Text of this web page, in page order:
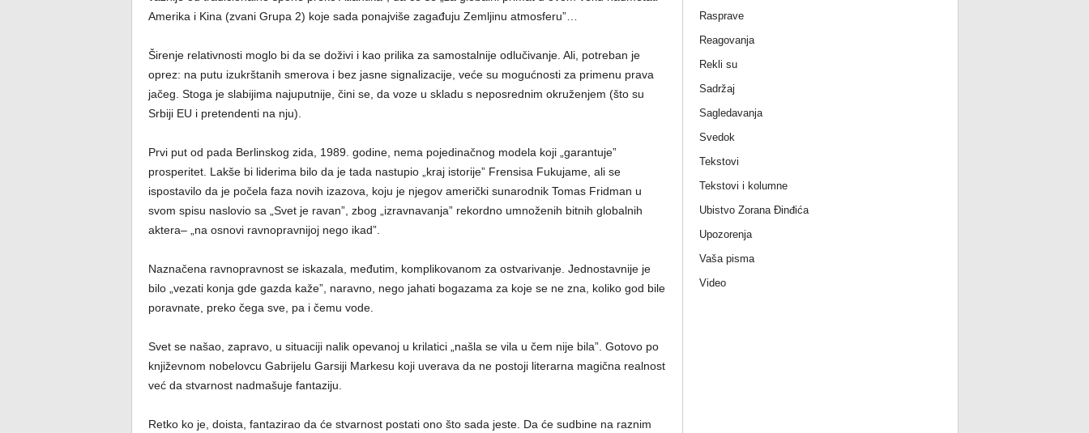
Amerika i Kina (zvani Grupa 2) koje sada ponajviše zagađuju Zemljinu atmosferu”…
Širenje relativnosti moglo bi da se doživi i kao prilika za samostalnije odlučivanje. Ali, potreban je
oprez: na putu izukrštanih smerova i bez jasne signalizacije, veće su mogućnosti za primenu prava
jačeg. Stoga je slabijima najuputnije, čini se, da voze u skladu s neposrednim okruženjem (što su
Srbiji EU i pretendenti na nju).
Prvi put od pada Berlinskog zida, 1989. godine, nema pojedinačnog modela koji „garantuje”
prosperitet. Lakše bi liderima bilo da je tada nastupio „kraj istorije” Frensisa Fukujame, ali se
ispostavilo da je počela faza novih izazova, koju je njegov američki sunarodnik Tomas Fridman u
svom spisu naslovio sa „Svet je ravan”, zbog „izravnavanja” rekordno umnoženih bitnih globalnih
aktera– „na osnovi ravnopravnijoj nego ikad”.
Naznačena ravnopravnost se iskazala, međutim, komplikovanom za ostvarivanje. Jednostavnije je
bilo „vezati konja gde gazda kaže”, naravno, nego jahati bogazama za koje se ne zna, koliko god bile
poravnate, preko čega sve, pa i čemu vode.
Svet se našao, zapravo, u situaciji nalik opevanoj u krilatici „našla se vila u čem nije bila”. Gotovo po
književnom nobelovcu Gabrijelu Garsiji Markesu koji uverava da ne postoji literarna magična realnost
već da stvarnost nadmašuje fantaziju.
Retko ko je, doista, fantazirao da će stvarnost postati ono što sada jeste. Da će sudbine na raznim
Rasprave
Reagovanja
Rekli su
Sadržaj
Sagledavanja
Svedok
Tekstovi
Tekstovi i kolumne
Ubistvo Zorana Đinđića
Upozorenja
Vaša pisma
Video